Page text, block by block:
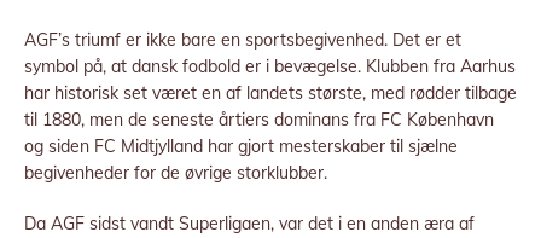
AGF’s triumf er ikke bare en sportsbegivenhed. Det er et
symbol på, at dansk fodbold er i bevægelse. Klubben fra Aarhus
har historisk set været en af landets største, med rødder tilbage
til 1880, men de seneste årtiers dominans fra FC København
og siden FC Midtjylland har gjort mesterskaber til sjælne
begivenheder for de øvrige storklubber.
Da AGF sidst vandt Superligaen, var det i en anden æra af